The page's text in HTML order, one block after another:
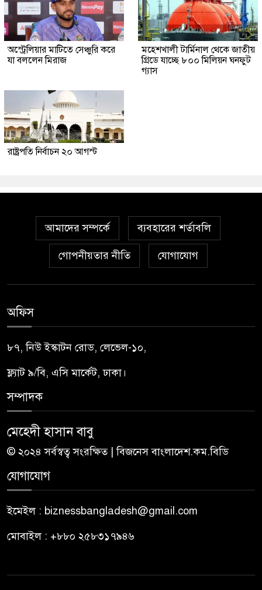
অস্ট্রেলিয়ার মাটিতে সেঞ্চুরি করে
যা বললেন মিরাজ
মহেশখালী টার্মিনাল থেকে জাতীয়
গ্রিডে যাচ্ছে ৮০০ মিলিয়ন ঘনফুট
গ্যাস
রাষ্ট্রপতি নির্বাচন ২০ আগস্ট
আমাদের সম্পর্কে ব্যবহারের শর্তাবলি
গোপনীয়তার নীতি যোগাযোগ
অফিস
৮৭, নিউ ইস্কাটন রোড, লেভেল-১০,
ফ্ল্যাট ৯/বি, এসি মার্কেট, ঢাকা।
সম্পাদক
মেহেদী হাসান বাবু
© ২০২৪ সর্বস্বত্ব সংরক্ষিত | বিজনেস বাংলাদেশ.কম.বিডি
যোগাযোগ
ইমেইল : biznessbangladesh@gmail.com
মোবাইল : +৮৮০ ২৫৮৩১৭৯৪৬